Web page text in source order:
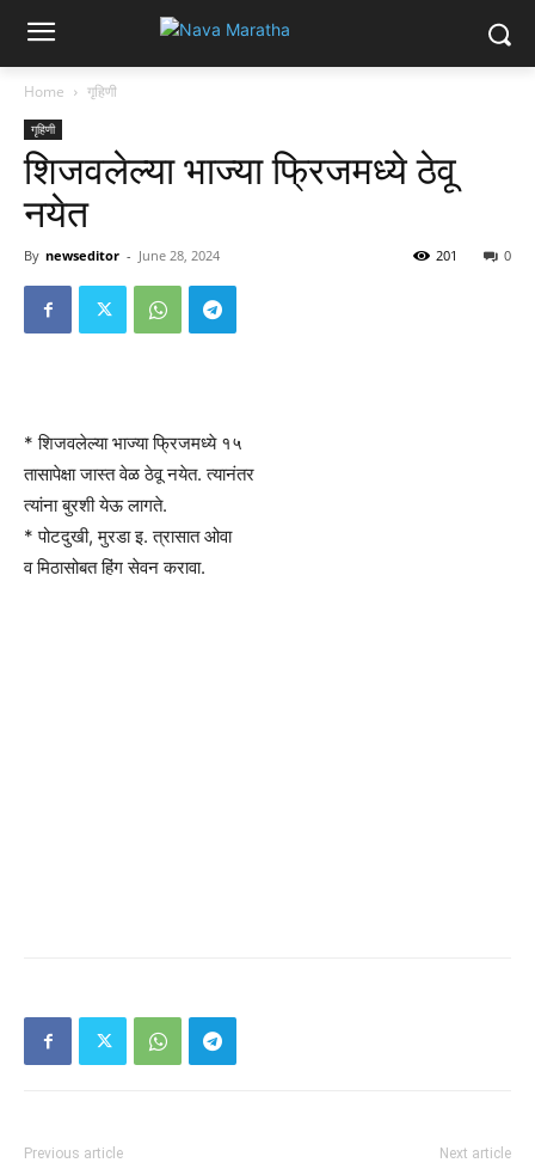
Home गृहिणी
गृहिणी
शिजवलेल्या भाज्या फ्रिजमध्ये ठेवू
नयेत
By newseditor - June 28, 2024 0
201
* शिजवलेल्या भाज्या फ्रिजमध्ये १५
तासापेक्षा जास्त वेळ ठेवू नयेत. त्यानंतर
त्यांना बुरशी येऊ लागते.
* पोटदुखी, मुरडा इ. त्रासात ओवा
व मिठासोबत हिंग सेवन करावा.
Previous article Next article